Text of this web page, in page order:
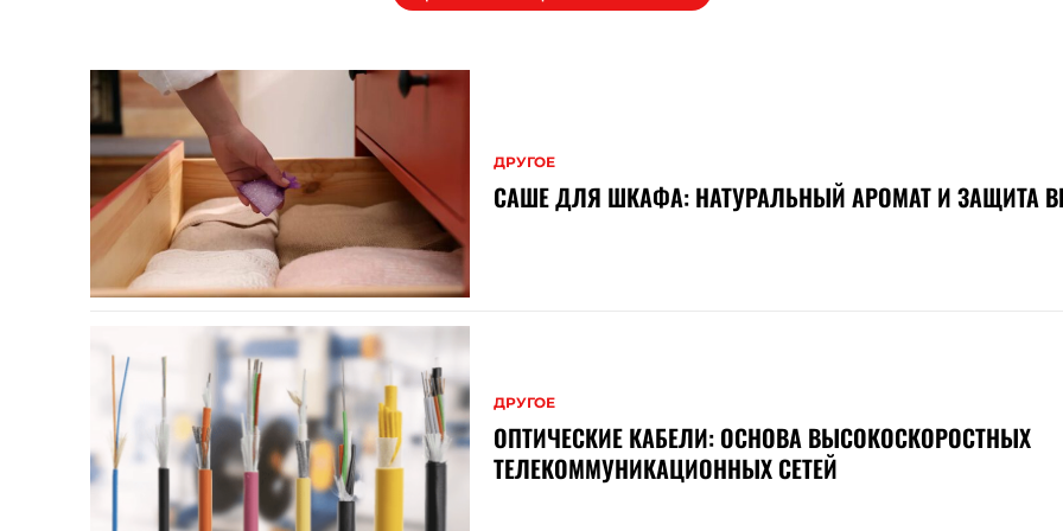
ДРУГОЕ
САШЕ ДЛЯ ШКАФА: НАТУРАЛЬНЫЙ АРОМАТ И ЗАЩИТА
ДРУГОЕ
ОПТИЧЕСКИЕ КАБЕЛИ: ОСНОВА ВЫСОКОСКОРОСТНЫХ
ТЕЛЕКОММУНИКАЦИОННЫХ СЕТЕЙ